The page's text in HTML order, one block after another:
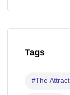
Tags
#The